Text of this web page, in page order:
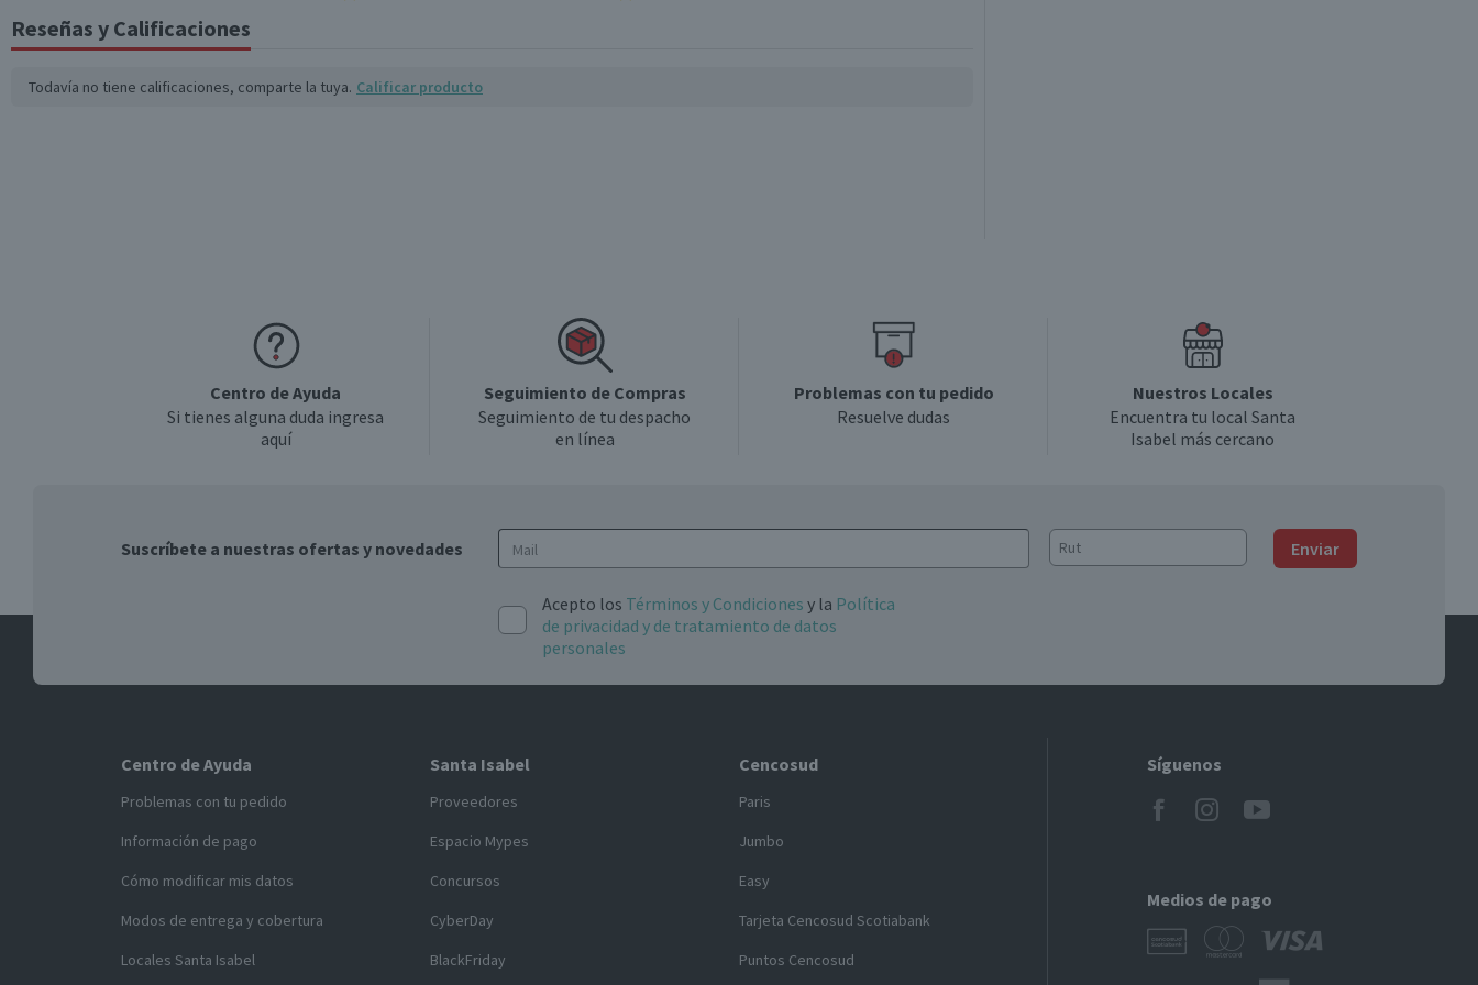
Reseñas y Calificaciones
Todavía no tiene calificaciones, comparte la tuya. Calificar producto
Centro de Ayuda
Si tienes alguna duda ingresa
aquí
Seguimiento de Compras
Seguimiento de tu despacho
en línea
Problemas con tu pedido
Resuelve dudas
Nuestros Locales
Encuentra tu local Santa
Isabel más cercano
Suscríbete a nuestras ofertas y novedades Enviar
Acepto los Términos y Condiciones y la Política
de privacidad y de tratamiento de datos
personales
Centro de Ayuda
Problemas con tu pedido
Información de pago
Cómo modificar mis datos
Modos de entrega y cobertura
Locales Santa Isabel
Santa Isabel
Proveedores
Espacio Mypes
Concursos
CyberDay
BlackFriday
Cencosud
Paris
Jumbo
Easy
Tarjeta Cencosud Scotiabank
Puntos Cencosud
Síguenos
Medios de pago